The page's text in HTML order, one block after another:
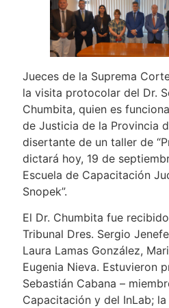
Jueces de la Suprema
la visita protocolar del Dr.
Chumbita, quien es
de Justicia de la Provincia
disertante de un taller de
dictará hoy, 19 de
Escuela de Capacitación
Snopek”.
El Dr. Chumbita fue
Tribunal Dres. Sergio
Laura Lamas González,
Eugenia Nieva. Estuvieron
Sebastián Cabana –
Capacitación y del InLab;